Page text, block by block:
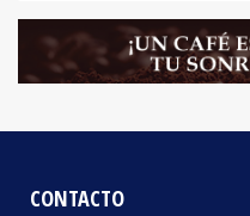
CONTACTO